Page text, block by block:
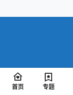
首页 专题